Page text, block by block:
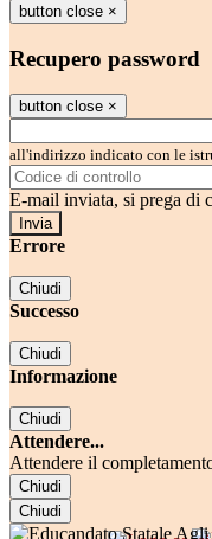
button close ×
Recupero password
button close ×
all'indirizzo indicato con le
E-mail inviata, si prega di
Errore
Chiudi
Successo
Chiudi
Informazione
Chiudi
Attendere...
Attendere il
Chiudi
Chiudi